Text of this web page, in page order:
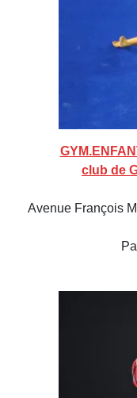
club de
Avenue François